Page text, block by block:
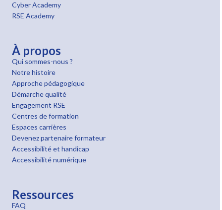
Cyber Academy
RSE Academy
À propos
Qui sommes-nous ?
Notre histoire
Approche pédagogique
Démarche qualité
Engagement RSE
Centres de formation
Espaces carrières
Devenez partenaire formateur
Accessibilité et handicap
Accessibilité numérique
Ressources
FAQ